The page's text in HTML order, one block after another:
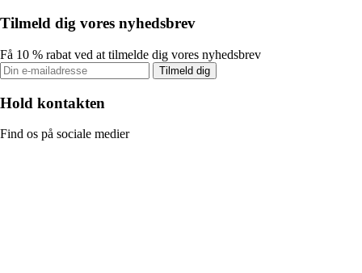
Tilmeld dig vores nyhedsbrev
Få 10 % rabat ved at tilmelde dig vores nyhedsbrev
Tilmeld dig
Hold kontakten
Find os på sociale medier